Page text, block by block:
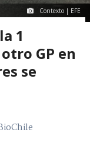
Contexto | EFE
1
GP en
se